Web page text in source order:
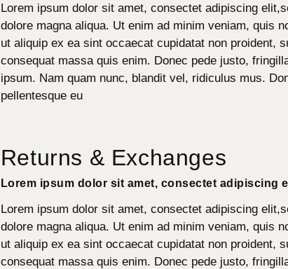
Lorem ipsum dolor sit amet, consectet adipiscing
dolore magna aliqua. Ut enim ad minim veniam, quis
ut aliquip ex ea sint occaecat cupidatat non proident,
consequat massa quis enim. Donec pede justo,
ipsum. Nam quam nunc, blandit vel, ridiculus mus.
pellentesque eu
Returns & Exchanges
Lorem ipsum dolor sit amet, consectet adipiscing
Lorem ipsum dolor sit amet, consectet adipiscing
dolore magna aliqua. Ut enim ad minim veniam, quis
ut aliquip ex ea sint occaecat cupidatat non proident,
consequat massa quis enim. Donec pede justo,